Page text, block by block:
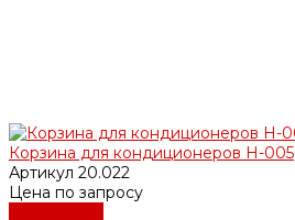
Корзина для кондиционеров Н-005
Артикул 20.022
Цена по запросу